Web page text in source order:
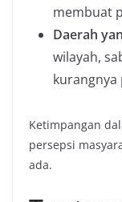
membuat
Daerah
wilayah,
kurangnya
Ketimpangan
persepsi
ada.